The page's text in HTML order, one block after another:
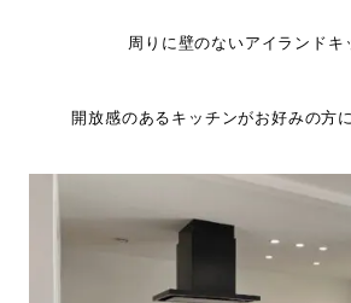
周りに壁のないアイランド
開放感のあるキッチンがお好みの方